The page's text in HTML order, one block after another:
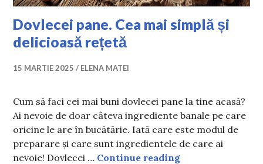
Dovlecei pane. Cea mai simplă și
delicioasă rețetă
15 MARTIE 2025 ELENA MATEI
Cum să faci cei mai buni dovlecei pane la tine acasă?
Ai nevoie de doar câteva ingrediente banale pe care
oricine le are în bucătărie. Iată care este modul de
preparare și care sunt ingredientele de care ai
nevoie! Dovlecei … Continue readingDovlecei pane.